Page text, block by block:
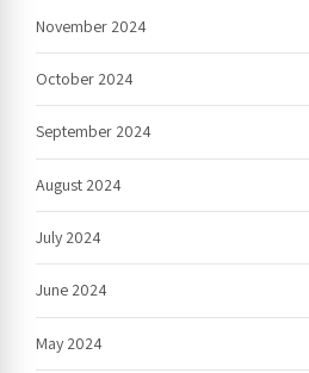
November 2024
October 2024
September 2024
August 2024
July 2024
June 2024
May 2024